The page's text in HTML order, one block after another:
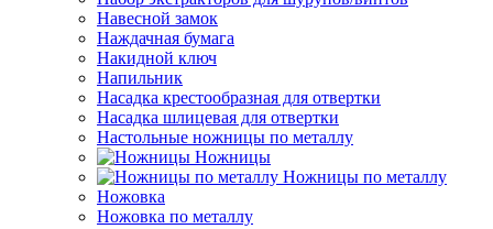
Навесной замок
Наждачная бумага
Накидной ключ
Напильник
Насадка крестообразная для отвертки
Насадка шлицевая для отвертки
Настольные ножницы по металлу
Ножницы
Ножницы по металлу
Ножовка
Ножовка по металлу